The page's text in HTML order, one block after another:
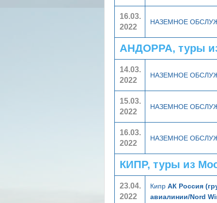
16.03.
2022
НАЗЕМНОЕ
АНДОРРА, туры
14.03.
2022
НАЗЕМНОЕ
15.03.
2022
НАЗЕМНОЕ
16.03.
2022
НАЗЕМНОЕ
КИПР, туры из
23.04.
2022
Кипр АК Россия
авиалинии/Nord